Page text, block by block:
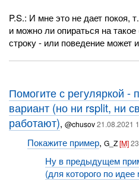
P.S.: И мне это не дает покоя,
и можно ли опираться на
строку - или поведение может
Помогите с регуляркой -
вариант (но ни rsplit, ни
работают),@chusov21.08.2021
Покажите пример, G_Z[M]
Ну в предыдущем
(для которого по